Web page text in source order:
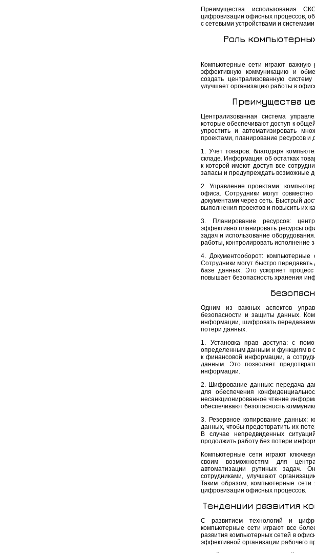
Преимущества использования
цифровизации офисных процессов,
с сетевыми устройствами и
Роль
Компьютерные сети играют важную
эффективную коммуникацию и
создать централизованную
улучшает организацию работы в
Преимущества
Централизованная система
которые обеспечивают доступ к
упростить и автоматизировать
проектами, планирование ресурсов и
1. Учет товаров: благодаря
складе. Информация об остатках
к которой имеют доступ все
запасы и предупреждать возможные
2. Управление проектами:
офиса. Сотрудники могут
документами через сеть. Быстрый
выполнения проектов и повысить их
3. Планирование ресурсов:
эффективно планировать ресурсы
задач и использование
работы, контролировать исполнение
4. Документооборот:
Сотрудники могут быстро
базе данных. Это ускоряет
повышает безопасность хранения
Одним из важных аспектов
безопасности и защиты данных.
информации, шифровать
потери данных.
1. Установка прав доступа: с
определенным данным и функциям в
к финансовой информации, а
данным. Это позволяет
информации.
2. Шифрование данных: передача
для обеспечения
несанкционированное чтение
обеспечивают безопасность
3. Резервное копирование данных:
данных, чтобы предотвратить их
В случае непредвиденных
продолжить работу без потери
Компьютерные сети играют
своим возможностям для
автоматизации рутиных задач.
сотрудниками, улучшают
Таким образом, компьютерные
цифровизации офисных процессов.
Тенденции развития
С развитием технологий и
компьютерные сети играют все
развития компьютерных сетей в
эффективной организации рабочего